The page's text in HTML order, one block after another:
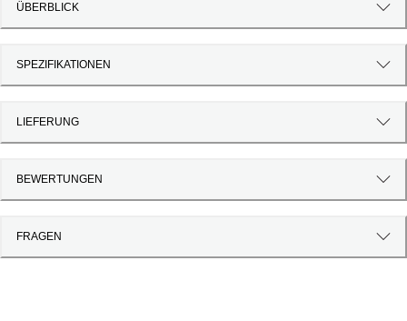
ÜBERBLICK
SPEZIFIKATIONEN
LIEFERUNG
BEWERTUNGEN
FRAGEN